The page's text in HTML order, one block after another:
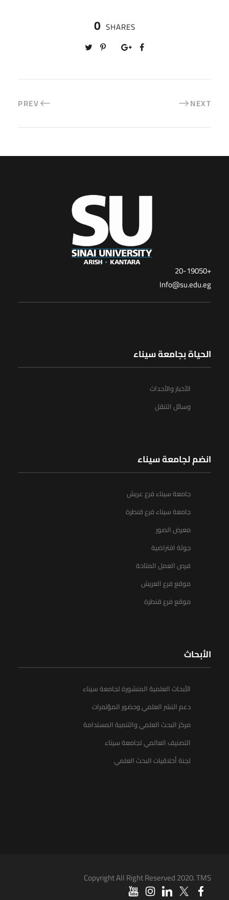
0 SHARES
PREV NEXT
+20-19050
Info@su.edu.eg
الحياة بجامعة سيناء
الأخبار والأحداث
وسائل التنقل
انضم لجامعة سيناء
جامعة سيناء فرع عريش
جامعة سيناء فرع قنطرة
معرض الصور
جولة افتراضية
فرص العمل المتاحة
موقع فرع العريش
موقع فرع قنطرة
الأبحاث
الأبحاث العلمية المنشورة لجامعة سيناء
دعم النشر العلمي وحضور المؤتمرات
مركز البحث العلمي والتنمية المستدامة
التصنيف العالمي لجامعة سيناء
لجنة أخلاقيات البحث العلمي
Copyright All Right Reserved 2020. TMS